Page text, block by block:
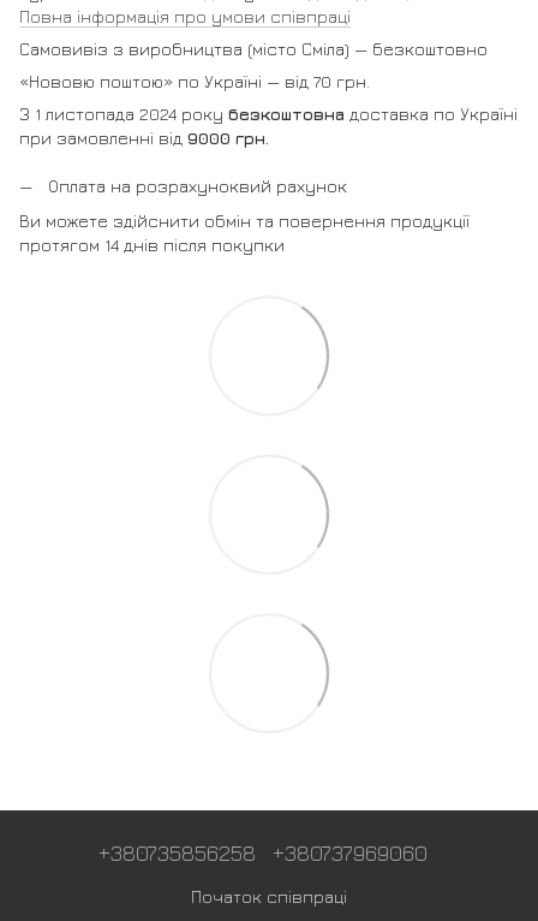
Повна інформація про умови співпраці
Самовивіз з виробництва (місто Сміла) — безкоштовно
«Нововю поштою» по Україні — від 70 грн.
З 1 листопада 2024 року безкоштовна доставка по Україні
при замовленні від 9000 грн.
Оплата на розрахуноквий рахунок
Ви можете здійснити обмін та повернення продукції
протягом 14 днів після покупки
+380735856258 +380737969060
Початок співпраці